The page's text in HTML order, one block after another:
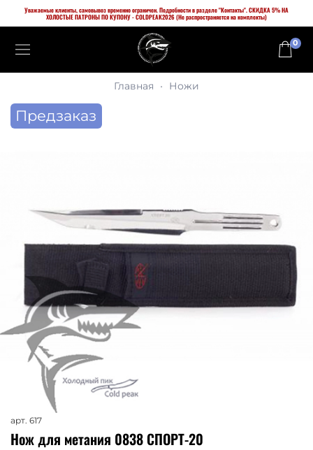
Уважаемые клиенты, самовывоз временно ограничен. Подробности в разделе "Контакты". СКИДКА 5% НА
ХОЛОСТЫЕ ПАТРОНЫ ПО КУПОНУ - COLDPEAK2026 (Не распространяется на комплекты)
0
Главная Ножи
Предзаказ
арт. 617
Нож для метания 0838 СПОРТ-20